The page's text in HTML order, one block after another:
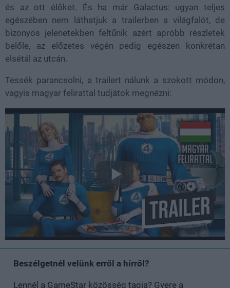
és az ott élőket. És ha már Galactus: ugyan teljes
egészében nem láthatjuk a trailerben a világfalót, de
bizonyos jelenetekben feltűnik azért apróbb részletek
belőle, az előzetes végén pedig egészen konkrétan
elsétál az utcán.
Tessék parancsolni, a trailert nálunk a szokott módon,
vagyis magyar felirattal tudjátok megnézni:
Beszélgetnél velünk erről a hírről?
Lennél a GameStar közösség tagja? Gyere a